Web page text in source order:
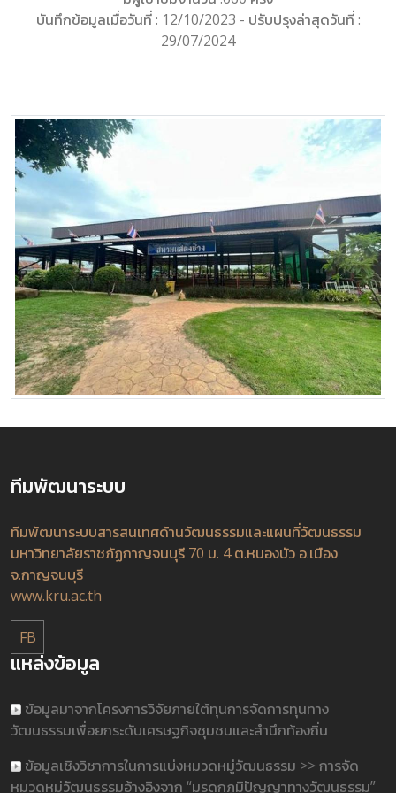
บันทึกข้อมูลเมื่อวันที่ : 12/10/2023 - ปรับปรุงล่าสุดวันที่ :
29/07/2024
ทีมพัฒนาระบบ
ทีมพัฒนาระบบสารสนเทศด้านวัฒนธรรมและแผนที่วัฒนธรรม
มหาวิทยาลัยราชภัฏกาญจนบุรี 70 ม. 4 ต.หนองบัว อ.เมือง
จ.กาญจนบุรี
www.kru.ac.th
FB
แหล่งข้อมูล
ข้อมูลมาจากโครงการวิจัยภายใต้ทุนการจัดการทุนทาง
วัฒนธรรมเพื่อยกระดับเศรษฐกิจชุมชนและสำนึกท้องถิ่น
ข้อมูลเชิงวิชาการในการแบ่งหมวดหมู่วัฒนธรรม >> การจัด
หมวดหมู่วัฒนธรรมอ้างอิงจาก “มรดกภูมิปัญญาทางวัฒนธรรม”